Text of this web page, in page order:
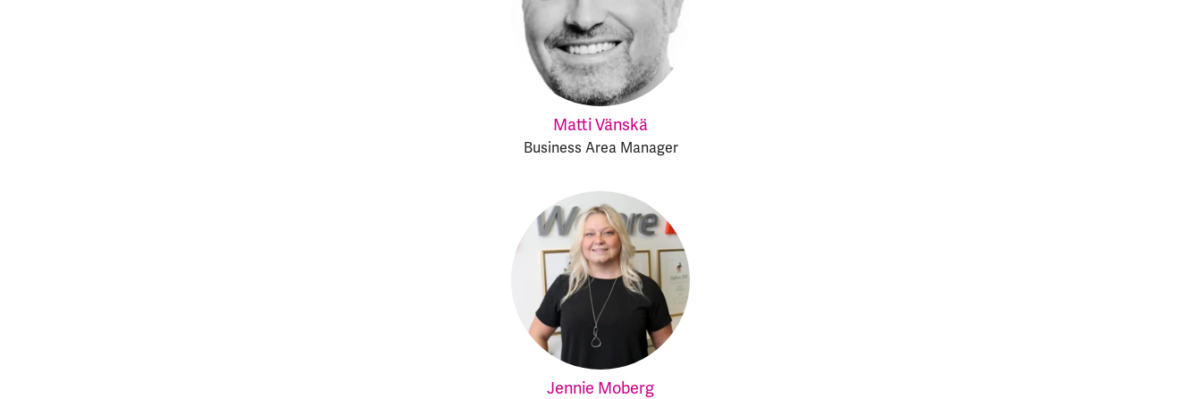
Matti Vänskä
Business Area Manager
Jennie Moberg